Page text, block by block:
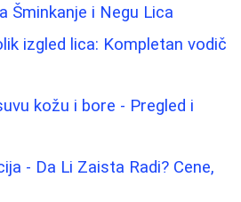
Šminkanje i Negu Lica
izgled lica: Kompletan vodič
kožu i bore - Pregled i
- Da Li Zaista Radi? Cene,